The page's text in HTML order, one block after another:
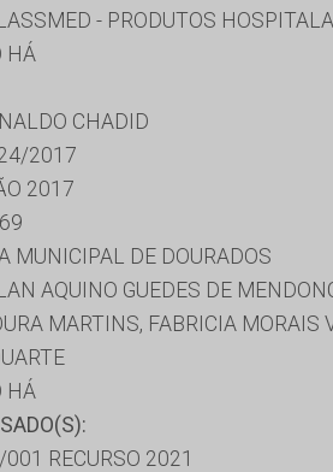
- PRODUTOS
HÁ
CHADID
2017
2017
MUNICIPAL DE DOURADOS
AQUINO GUEDES DE
MARTINS, FABRICIA MORAIS
HÁ
RECURSO 2021